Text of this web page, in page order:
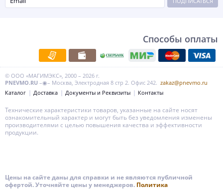
Способы оплаты
© ООО «МАГИМЭКС», 2000 – 2026 г.
PNEVMO.RU –◉– Москва, Электродная 8 стр 2. Офис 242. zakaz@pnevmo.ru
Каталог
Доставка Документы и Реквизиты Контакты
Технические характеристики товаров, указанные на сайте носят
ознакомительный характер и могут быть без уведомления изменены
производителями с целью повышения качества и эффективности
продукции.
Цены на сайте даны для справки и не являются публичной
офертой. Уточняйте цены у менеджеров. Политика